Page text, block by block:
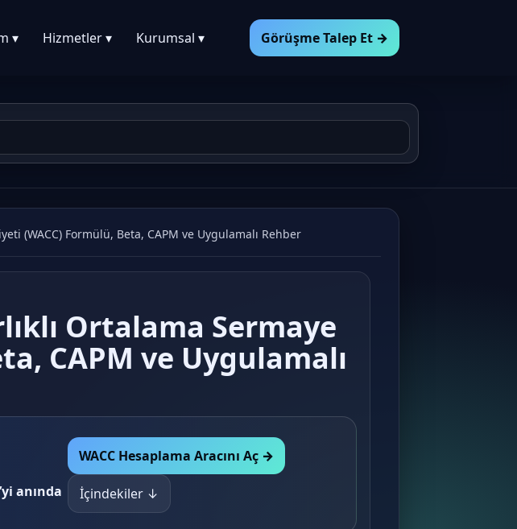
▾ Hizmetler ▾ Kurumsal ▾ Görüşme Talep Et →
(WACC) Formülü, Beta, CAPM ve Uygulamalı Rehber
Ortalama Sermaye
CAPM ve Uygulamalı
anında
WACC Hesaplama Aracını Aç →
İçindekiler ↓